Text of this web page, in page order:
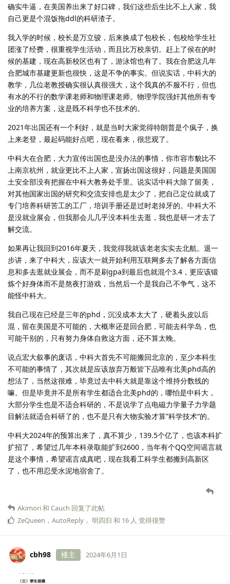
确实牛逼，在美国养出来了好口碑，我们这些后生比不上人家，我
自己更是个混饭拖ddl的科研渣子。
我入学的时候，校长是万立骏，后来换成了包校长，包校给学生社
团涨了经费，很重视学生活动，而且比万校亲切。赶上了侯在的时
候的基建，现在高新校区也有了，游泳馆也有了。我在合肥这几年
合肥城市基建更新也很快，这是不争的事实。但说实话，中科大的
教学，几位老教授确实很认真很强大，这个我真的不服不行，但也
有水的不行的数学课老师和物理课老师。物理学院强奸其他所有专
业的培养方案，这是既不科学也不技术的。
2021年出国还有一个利好，就是当时大家觉得特朗普是个疯子，换
上来老登，最起码能好点吧，现在看来，很悲观了。
中科大在合肥，大力宣传出国也是没办法的事情，你市容市貌比不
上南京杭州，就业更比不上人家，宣扬出国这很好，问题是美国国
土安全部没有把握在中科大教务处手里。说实话中科大除了留美，
对其他国家出国的研究和交流安排也是太少了，把自己定位就成了
专门培养科研苦工的工厂，培训手册还是过时老掉牙的。中科大不
是没就业展会，但我那会儿几乎没本科生去逛，我也是研一才去了
解交流。
如果再让我回到2016年夏天，我觉得我就该老老实实去北航。退一
步讲，来了中科大，应该大一就开始利用互联网多去了解各方面信
息和多去逛就业展会，而不是刷gpa到最后也就混个3.4，更应该锻
炼个好身体而不是熬夜打游戏，当然后一个是我自己不争气，这不
能怪中科大。
我自己现在已经是三年的phd，沉没成本太大了，硬着头皮以后
混，留在美国是不可能的，大概率还是回合肥，可能去科学岛，也
可能干别的，只有努力身体自救这方面，还不算太晚。
说点宏大叙事的废话，中科大首先不可能搬回北京的，至少本科生
不可能的事情了，其次就是应该放弃万般皆下品唯有北美phd高的
想法了，当然这很难，毕竟过去中科大就是靠这个维持分数线的
嘛。但是毕竟并不是所有学生都适合北美phd的，哪怕是中科大，
大部分学生也是不适合科研的，不是说学了点电磁力学量子力学题
目解法就适合科研了的，也不是只有大物实验才算”科学技术“的。
中科大2024年的预算出来了，真不算少，139.5个亿了，也该本科扩
扩招了，希望过几年本科录取能扩到2600，当年有个QQ空间谣言就
是这个事情，希望谣言成真吧，现在我看工科学生都搬到高新区
了，也不用忍受水泥地宿舍了。
Akimori和 Cauch 回复了此帖
ZeQueen ， AutoReply ， 明四归 和 16 人 觉得很赞
cbh98 楼主 2024年6月1日